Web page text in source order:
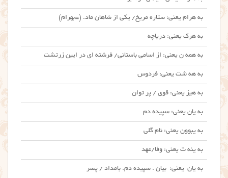
به هرام یعنی: ستاره مریخ/ یکی از شاهان ماد. (=بهرام)
به هرک یعنی: دریاچه
به همه ن یعنی: از اسامی باستانی/ فرشته ای در ایین زرتشت
به هه شت یعنی: فردوس
به هیز یعنی: قوی / پر توان
به یان یعنی: سپیده دم
به یبوون یعنی: نام گلی
به ینه ت یعنی: وفا/عهد
به یان یعنی: بیان . سپیده دم. بامداد / پسر